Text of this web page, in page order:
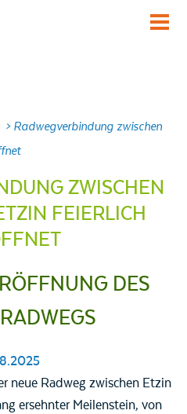
SEIN
> Radwegverbindung zwischen
ZWISCHEN
FEIERLICH
DES
neue Radweg zwischen Etzin
ersehnter Meilenstein, von